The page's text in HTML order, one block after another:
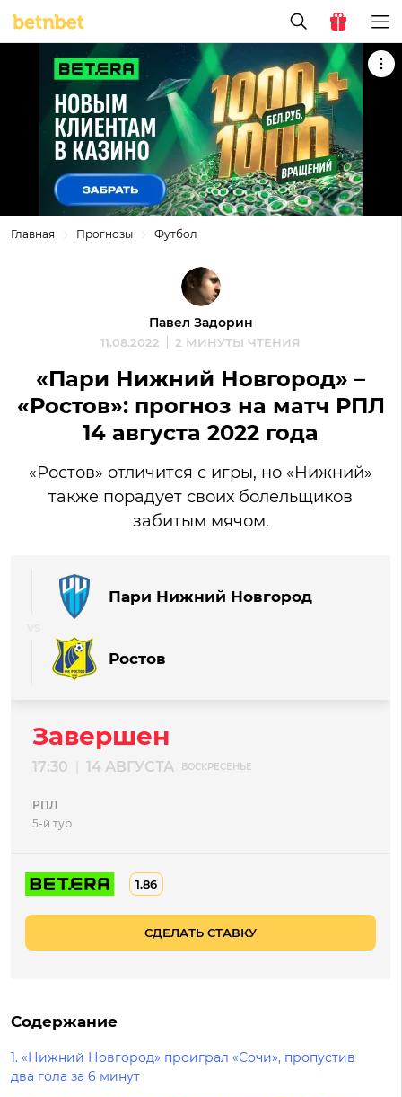
Главная Прогнозы Футбол
Павел Задорин
11.08.2022 2 МИНУТЫ ЧТЕНИЯ
«Пари Нижний Новгород» –
«Ростов»: прогноз на матч РПЛ
14 августа 2022 года
«Ростов» отличится с игры, но «Нижний»
также порадует своих болельщиков
забитым мячом.
Пари Нижний Новгород
Ростов
Завершен
17:30 14 АВГУСТА ВОСКРЕСЕНЬЕ
РПЛ
5-й тур
1.86
СДЕЛАТЬ СТАВКУ
Содержание
1. «Нижний Новгород» проиграл «Сочи», пропустив
два гола за 6 минут